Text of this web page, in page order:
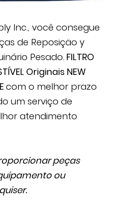
Inc., você consegue
de Reposiçäo y
Pesado. FILTRO
Originais NEW
com o melhor prazo
um serviço de
atendimento
peças
ou